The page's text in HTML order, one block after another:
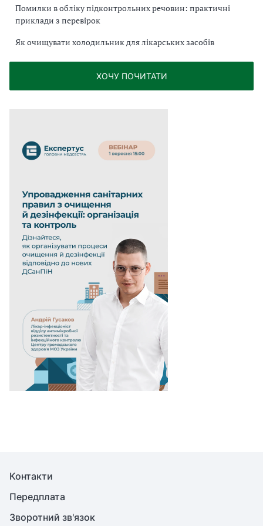
Помилки в обліку підконтрольних речовин: практичні
приклади з перевірок
Як очищувати холодильник для лікарських засобів
ХОЧУ ПОЧИТАТИ
Контакти
Передплата
Зворотний зв'язок